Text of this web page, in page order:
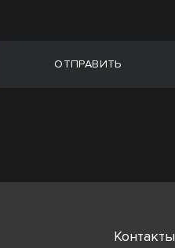
ОТПРАВИТЬ
Контакты